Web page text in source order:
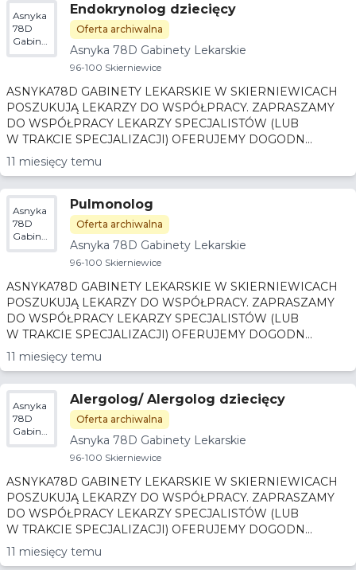
Asnyka
78D
Gabinety
Lekarskie
Endokrynolog dziecięcy
Oferta archiwalna
Asnyka 78D Gabinety Lekarskie
96-100 Skierniewice
ASNYKA78D GABINETY LEKARSKIE W SKIERNIEWICACH
POSZUKUJĄ LEKARZY DO WSPÓŁPRACY. ZAPRASZAMY
DO WSPÓŁPRACY LEKARZY SPECJALISTÓW (LUB
W TRAKCIE SPECJALIZACJI) OFERUJEMY DOGODN...
11 miesięcy temu
Asnyka
78D
Gabinety
Lekarskie
Pulmonolog
Oferta archiwalna
Asnyka 78D Gabinety Lekarskie
96-100 Skierniewice
ASNYKA78D GABINETY LEKARSKIE W SKIERNIEWICACH
POSZUKUJĄ LEKARZY DO WSPÓŁPRACY. ZAPRASZAMY
DO WSPÓŁPRACY LEKARZY SPECJALISTÓW (LUB
W TRAKCIE SPECJALIZACJI) OFERUJEMY DOGODN...
11 miesięcy temu
Asnyka
78D
Gabinety
Lekarskie
Alergolog/ Alergolog dziecięcy
Oferta archiwalna
Asnyka 78D Gabinety Lekarskie
96-100 Skierniewice
ASNYKA78D GABINETY LEKARSKIE W SKIERNIEWICACH
POSZUKUJĄ LEKARZY DO WSPÓŁPRACY. ZAPRASZAMY
DO WSPÓŁPRACY LEKARZY SPECJALISTÓW (LUB
W TRAKCIE SPECJALIZACJI) OFERUJEMY DOGODN...
11 miesięcy temu